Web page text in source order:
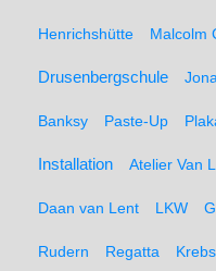
Henrichshütte Malcolm
Drusenbergschule
Banksy Paste-Up
Installation Atelier Van
Daan van Lent LKW
Rudern Regatta Krebs